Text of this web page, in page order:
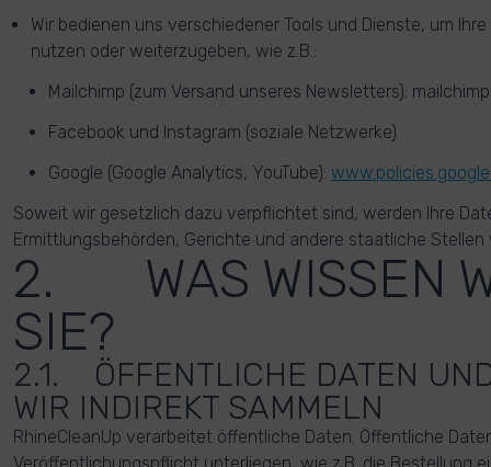
Wir bedienen uns verschiedener Tools und Dienste, um
nutzen oder weiterzugeben, wie z.B.:
Mailchimp (zum Versand unseres Newsletters):
Facebook und Instagram (soziale Netzwerke)
Google (Google Analytics, YouTube):
Soweit wir gesetzlich dazu verpflichtet sind, werden Ihre
Ermittlungsbehörden, Gerichte und andere staatliche
2. WAS WISSEN
SIE?
2.1. ÖFFENTLICHE DATEN
WIR INDIREKT SAMMELN
RhineCleanUp verarbeitet öffentliche Daten. Öffentliche
Veröffentlichungspflicht unterliegen, wie z.B. die Bestellung